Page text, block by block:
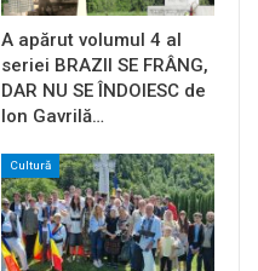
A apărut volumul 4 al
seriei BRAZII SE FRÂNG,
DAR NU SE ÎNDOIESC de
Ion Gavrilă…
Cultură